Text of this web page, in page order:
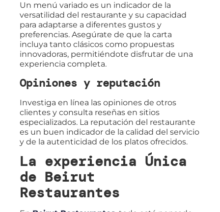
Un menú variado es un indicador de la
versatilidad del restaurante y su capacidad
para adaptarse a diferentes gustos y
preferencias. Asegúrate de que la carta
incluya tanto clásicos como propuestas
innovadoras, permitiéndote disfrutar de una
experiencia completa.
Opiniones y reputación
Investiga en línea las opiniones de otros
clientes y consulta reseñas en sitios
especializados. La reputación del restaurante
es un buen indicador de la calidad del servicio
y de la autenticidad de los platos ofrecidos.
La experiencia Única
de Beirut
Restaurantes